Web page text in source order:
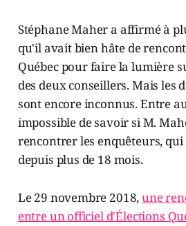
Stéphane Maher a affirmé à
qu'il avait bien hâte de
Québec pour faire la lumière
des deux conseillers. Mais les
sont encore inconnus. Entre
impossible de savoir si M.
rencontrer les enquêteurs,
depuis plus de 18 mois.
Le 29 novembre 2018,une
entre un officiel d'Élections